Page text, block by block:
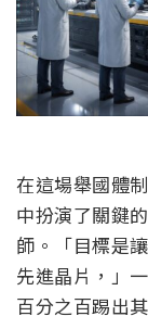
在這場舉國體
中扮演了關鍵
師。「目標是
先進晶片，」
百分之百踢出